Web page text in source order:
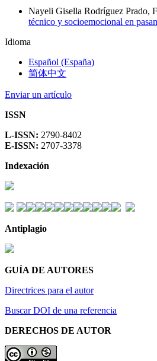
Nayeli Gisella Rodríguez Prado,
técnico y socioemocional en
Idioma
Español (España)
简体中文
Enviar un artículo
ISSN
L-ISSN: 2790-8402
E-ISSN: 2707-3378
Indexación
Antiplagio
GUÍA DE AUTORES
Directrices para el autor
Buscar DOI de una referencia
DERECHOS DE AUTOR